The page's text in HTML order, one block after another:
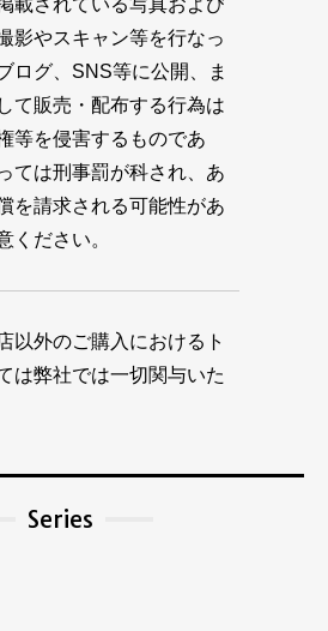
影やスキャン等を行なっ
ログ、SNS等に公開、ま
て販売・配布する行為は
等を侵害するものであ
ては刑事罰が科され、あ
を請求される可能性があ
ください。
以外のご購入におけるト
は弊社では一切関与いた
Series